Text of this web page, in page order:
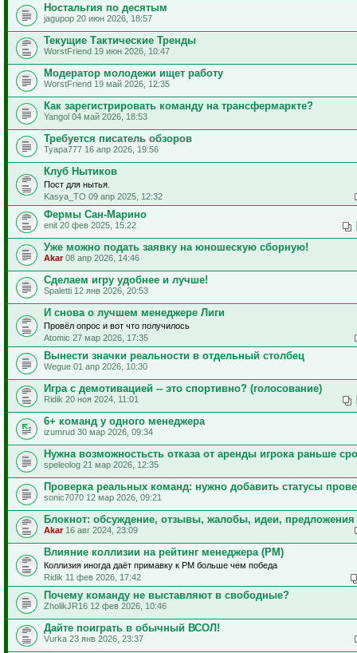
Ностальгия по десятым
jagupop 20 июн 2026, 18:57
Текущие Тактические Тренды
WorstFriend 19 июн 2026, 10:47
Модератор молодежи ищет работу
WorstFriend 19 май 2026, 12:35
Как зарегистрировать команду на трансфермаркте?
Yangol 04 май 2026, 18:53
Требуется писатель обзоров
Tyapa777 16 апр 2026, 19:56
Клуб Нытиков
Пост для нытья.
Kasya_TO 09 апр 2025, 12:32
Фермы Сан-Марино
enit 20 фев 2025, 15:22
Уже можно подать заявку на юношескую сборную!
Akar08 апр 2026, 14:46
Сделаем игру удобнее и лучше!
Spaletti 12 янв 2026, 20:53
И снова о лучшем менеджере Лиги
Провёл опрос и вот что получилось
Atomic 27 мар 2026, 17:35
Вынести значки реальности в отдельный столбец
Wegue 01 апр 2026, 10:30
Игра с демотивацией -- это спортивно? (голосование)
Ridik 20 ноя 2024, 11:01
6+ команд у одного менеджера
izumrud 30 мар 2026, 09:34
Нужна возможностьсть отказа от аренды игрока раньше
speleolog 21 мар 2026, 12:35
Проверка реальных команд: нужно добавить статусы
sonic7070 12 мар 2026, 09:21
Блокнот: обсуждение, отзывы, жалобы, идеи, предложения
Akar16 авг 2024, 23:09
Влияние коллизии на рейтинг менеджера (РМ)
Коллизия иногда даёт примавку к РМ больше чем победа
Ridik 11 фев 2026, 17:42
Почему команду не выставляют в свободные?
ZholikJR16 12 фев 2026, 10:46
Дайте поиграть в обычный ВСОЛ!
Vurka 23 янв 2026, 23:37